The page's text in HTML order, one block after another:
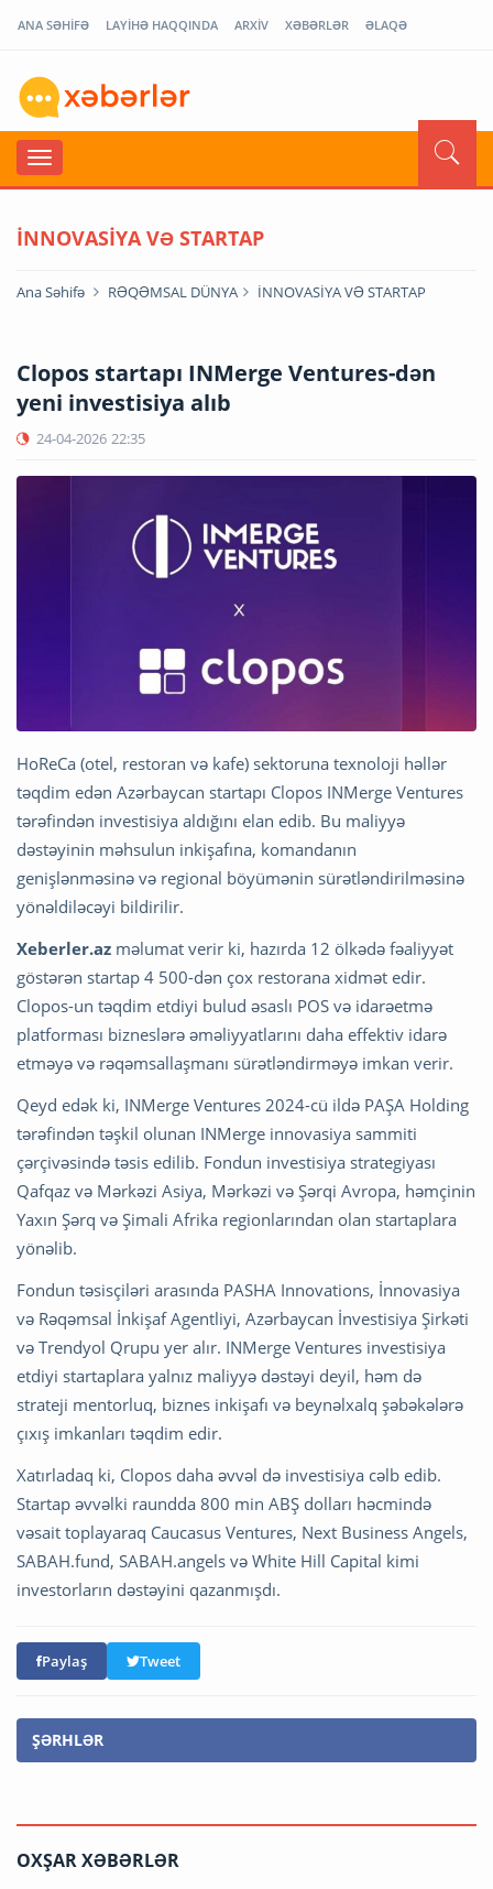
ANA SƏHİFƏ LAYİHƏ HAQQINDA ARXİV XƏBƏRLƏR ƏLAQƏ
İNNOVASİYA VƏ STARTAP
Ana Səhifə RƏQƏMSAL DÜNYA İNNOVASİYA VƏ STARTAP
Clopos startapı INMerge Ventures-dən
yeni investisiya alıb
24-04-2026 22:35
HoReCa (otel, restoran və kafe) sektoruna texnoloji həllər
təqdim edən Azərbaycan startapı Clopos INMerge Ventures
tərəfindən investisiya aldığını elan edib. Bu maliyyə
dəstəyinin məhsulun inkişafına, komandanın
genişlənməsinə və regional böyümənin sürətləndirilməsinə
yönəldiləcəyi bildirilir.
Xeberler.az məlumat verir ki, hazırda 12 ölkədə fəaliyyət
göstərən startap 4 500-dən çox restorana xidmət edir.
Clopos-un təqdim etdiyi bulud əsaslı POS və idarəetmə
platforması bizneslərə əməliyyatlarını daha effektiv idarə
etməyə və rəqəmsallaşmanı sürətləndirməyə imkan verir.
Qeyd edək ki, INMerge Ventures 2024-cü ildə PAŞA Holding
tərəfindən təşkil olunan INMerge innovasiya sammiti
çərçivəsində təsis edilib. Fondun investisiya strategiyası
Qafqaz və Mərkəzi Asiya, Mərkəzi və Şərqi Avropa, həmçinin
Yaxın Şərq və Şimali Afrika regionlarından olan startaplara
yönəlib.
Fondun təsisçiləri arasında PASHA Innovations, İnnovasiya
və Rəqəmsal İnkişaf Agentliyi, Azərbaycan İnvestisiya Şirkəti
və Trendyol Qrupu yer alır. INMerge Ventures investisiya
etdiyi startaplara yalnız maliyyə dəstəyi deyil, həm də
strateji mentorluq, biznes inkişafı və beynəlxalq şəbəkələrə
çıxış imkanları təqdim edir.
Xatırladaq ki, Clopos daha əvvəl də investisiya cəlb edib.
Startap əvvəlki raundda 800 min ABŞ dolları həcmində
vəsait toplayaraq Caucasus Ventures, Next Business Angels,
SABAH.fund, SABAH.angels və White Hill Capital kimi
investorların dəstəyini qazanmışdı.
Paylaş Tweet
ŞƏRHLƏR
OXŞAR XƏBƏRLƏR